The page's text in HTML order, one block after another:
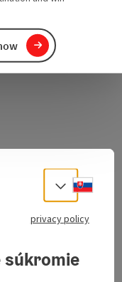
Select
privacy policy
súkromie